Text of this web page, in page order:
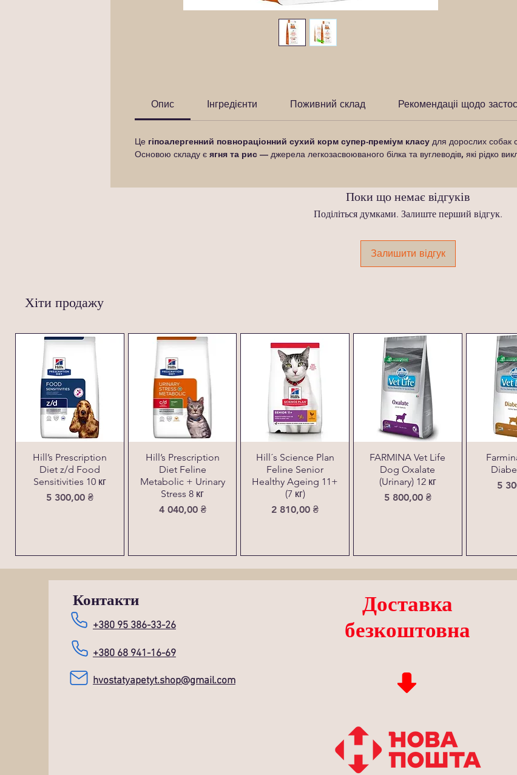
Опис Інгредієнти Поживний склад Рекомендаціі щодо
Це гіпоалергенний повнораціонний сухий корм супер-преміум класу для дорослих собак
Основою складу є ягня та рис — джерела легкозасвоюваного білка та вуглеводів, які рідко
Поки що немає відгуків
Поділіться думками. Залиште перший відгук.
Залишити відгук
Хіти продажу
Hill’s Prescription
Diet z/d Food
Sensitivities 10 кг
Ціна
5 300,00 ₴
Hill’s Prescription
Diet Feline
Metabolic + Urinary
Stress 8 кг
Ціна
4 040,00 ₴
Hill´s Science Plan
Feline Senior
Healthy Ageing 11+
(7 кг)
Ціна
2 810,00 ₴
FARMINA Vet Life
Dog Oxalate
(Urinary) 12 кг
Ціна
5 800,00 ₴
Ціна
5
Контакти
+380 95 386-33-26
+380 68 941-16-69
hvostatyapetyt.shop@gmail.com
Доставка
безкоштовна